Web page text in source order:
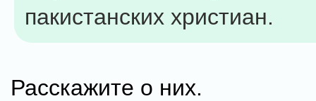
пакистанских христиан.
Расскажите о них.